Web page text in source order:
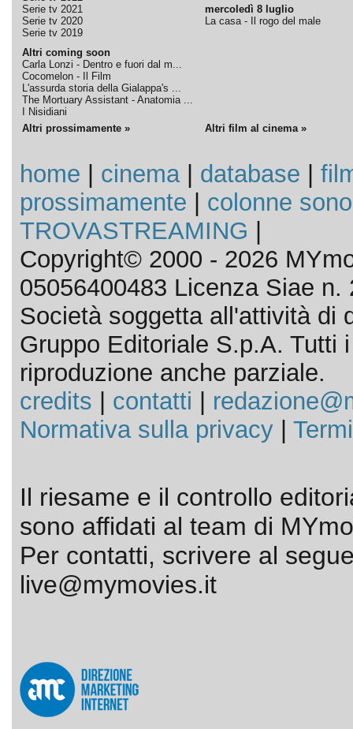
Serie tv 2021
Serie tv 2020
Serie tv 2019
Altri coming soon
Carla Lonzi - Dentro e fuori dal m...
Cocomelon - Il Film
L'assurda storia della Gialappa's ...
The Mortuary Assistant - Anatomia ...
I Nisidiani
mercoledì 8 luglio
La casa - Il rogo del male
Altri prossimamente » Altri film al cinema »
home cinema| database
prossimamente
colonne
TROVASTREAMING
Copyright© 2000 - 2026
05056400483 Licenza Siae n.
Società soggetta all'attività di
Gruppo Editoriale S.p.A. Tutti
riproduzione anche parziale.
credits
contatti
Normativa sulla privacy|
Il riesame e il controllo
sono affidati al team di
Per contatti, scrivere al
live@mymovies.it